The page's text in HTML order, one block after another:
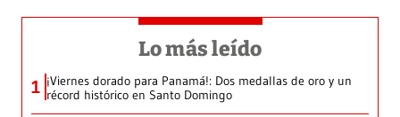
Lo más leído
1 ¡Viernes dorado para Panamá!: Dos medallas de oro y un
récord histórico en Santo Domingo